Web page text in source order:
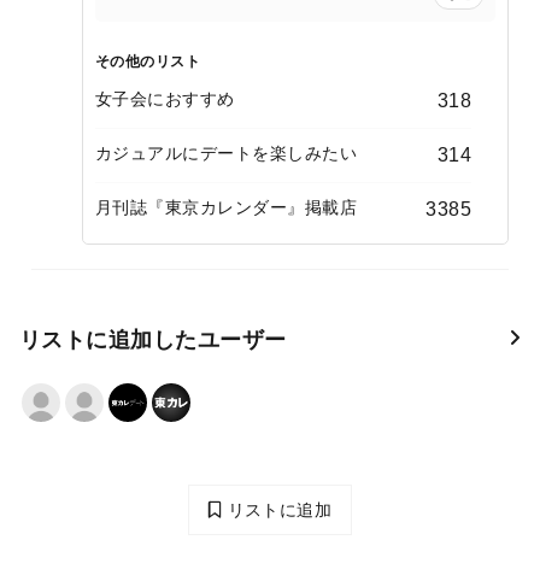
その他のリスト
女子会におすすめ 318
カジュアルにデートを楽しみたい 314
月刊誌『東京カレンダー』掲載店 3385
リストに追加したユーザー
リストに追加